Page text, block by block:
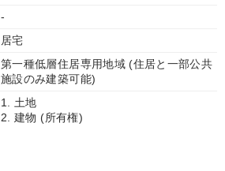
-
居宅
第一種低層住居専用地域 (住居と一部公共
施設のみ建築可能)
1. 土地
2. 建物 (所有権)